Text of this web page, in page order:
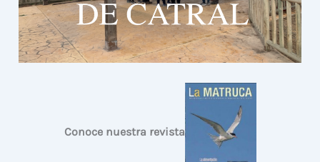
Conoce nuestra revista